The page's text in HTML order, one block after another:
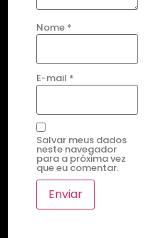
Nome *
E-mail *
Salvar meus dados
neste navegador
para a próxima vez
que eu comentar.